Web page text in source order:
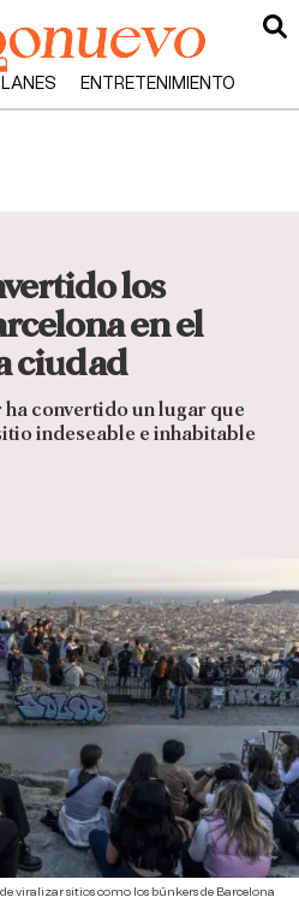
ENTRETENIMIENTO
los
en el
ciudad
convertido un lugar que
indeseable e inhabitable
de viralizar sitios como los búnkers de Barcelona